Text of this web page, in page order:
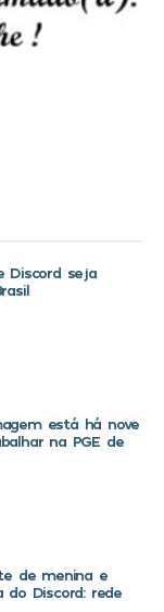
Discord seja
está há nove
na PGE de
de menina e
do Discord: rede